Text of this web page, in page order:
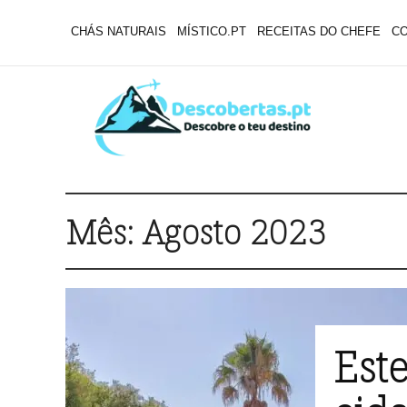
CHÁS NATURAIS MÍSTICO.PT RECEITAS DO CHEFE
Mês:Agosto 2023